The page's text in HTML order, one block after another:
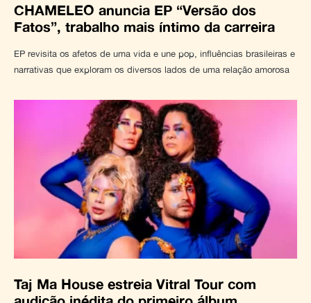
CHAMELEO anuncia EP “Versão dos
Fatos”, trabalho mais íntimo da carreira
EP revisita os afetos de uma vida e une pop, influências brasileiras e
narrativas que exploram os diversos lados de uma relação amorosa
Taj Ma House estreia Vitral Tour com